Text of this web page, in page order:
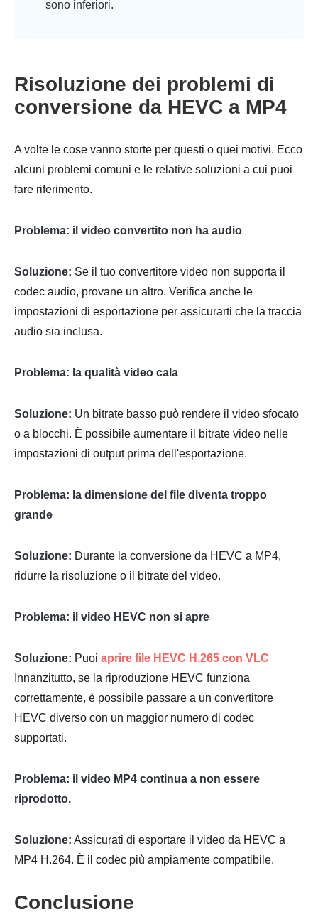
sono inferiori.
Risoluzione dei problemi di
conversione da HEVC a MP4
A volte le cose vanno storte per questi o quei motivi. Ecco
alcuni problemi comuni e le relative soluzioni a cui puoi
fare riferimento.
Problema: il video convertito non ha audio
Soluzione: Se il tuo convertitore video non supporta il
codec audio, provane un altro. Verifica anche le
impostazioni di esportazione per assicurarti che la traccia
audio sia inclusa.
Problema: la qualità video cala
Soluzione: Un bitrate basso può rendere il video sfocato
o a blocchi. È possibile aumentare il bitrate video nelle
impostazioni di output prima dell'esportazione.
Problema: la dimensione del file diventa troppo
grande
Soluzione: Durante la conversione da HEVC a MP4,
ridurre la risoluzione o il bitrate del video.
Problema: il video HEVC non si apre
Soluzione: Puoi aprire file HEVC H.265 con VLC
Innanzitutto, se la riproduzione HEVC funziona
correttamente, è possibile passare a un convertitore
HEVC diverso con un maggior numero di codec
supportati.
Problema: il video MP4 continua a non essere
riprodotto.
Soluzione: Assicurati di esportare il video da HEVC a
MP4 H.264. È il codec più ampiamente compatibile.
Conclusione